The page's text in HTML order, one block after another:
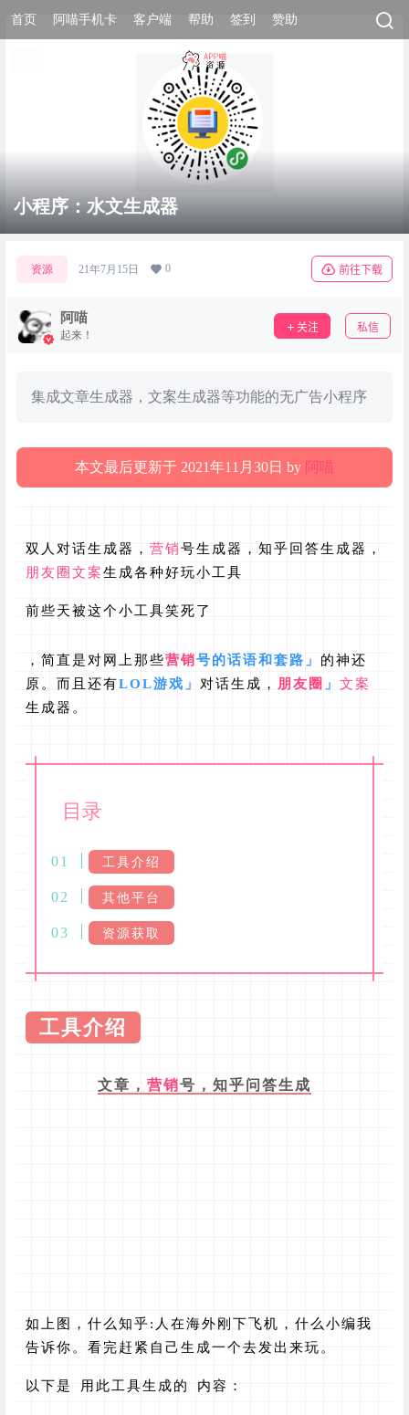
首页 阿喵手机卡 客户端 帮助 签到 赞助
小程序：水文生成器
资源 21年7月15日 0 前往下载
阿喵
起来！
关注 私信
集成文章生成器，文案生成器等功能的无广告小程序
本文最后更新于 2021年11月30日 by 阿喵
双人对话生成器， 营销号生成器，知乎回答生成器，
朋友圈 文案生成各种好玩小工具
前些天被这个小工具笑死了
，简直是对网上那些营销号的话语和套路 」 的神还
原。而且还有LOL游戏 」 对话生成， 朋友圈 」 文案
生成器。
目录
工具介绍
其他平台
资源获取
工具介绍
文章， 营销号，知乎问答生成
如上图，什么知乎:人在海外刚下飞机，什么小编我
告诉你。看完赶紧自己生成一个去发出来玩。
以下是 用此工具生成的 内容：